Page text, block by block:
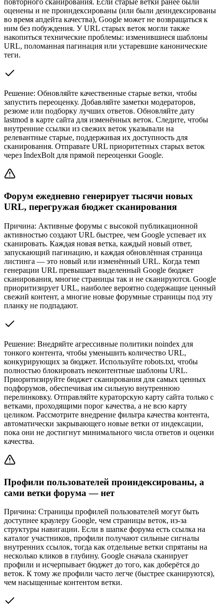
повторного сканирования. Если старые ветки ранее были
оценены и не проиндексированы (или были деиндексированы
во время апдейта качества), Google может не возвращаться к
ним без побуждения. У URL старых веток могли также
накопиться технические проблемы: изменившиеся шаблоны
URL, поломанная пагинация или устаревшие канонические
теги.
Решение: Обновляйте качественные старые ветки, чтобы
запустить переоценку. Добавляйте заметки модераторов,
резюме или подборку лучших ответов. Обновляйте дату
lastmod в карте сайта для изменённых веток. Следите, чтобы
внутренние ссылки из свежих веток указывали на
релевантные старые, поддерживая их доступность для
сканирования. Отправьте URL приоритетных старых веток
через IndexBolt для прямой переоценки Google.
Форум ежедневно генерирует тысячи новых
URL, перегружая бюджет сканирования
Причина: Активные форумы с высокой публикационной
активностью создают URL быстрее, чем Google успевает их
сканировать. Каждая новая ветка, каждый новый ответ,
запускающий пагинацию, и каждая обновлённая страница
листинга — это новый или изменённый URL. Когда темп
генерации URL превышает выделенный Google бюджет
сканирования, многие страницы так и не сканируются. Google
приоритизирует URL, наиболее вероятно содержащие ценный
свежий контент, а многие новые форумные страницы под эту
планку не подпадают.
Решение: Внедряйте агрессивные политики noindex для
тонкого контента, чтобы уменьшить количество URL,
конкурирующих за бюджет. Используйте robots.txt, чтобы
полностью блокировать неконтентные шаблоны URL.
Приоритизируйте бюджет сканирования для самых ценных
подфорумов, обеспечивая им сильную внутреннюю
перелинковку. Отправляйте кураторскую карту сайта только с
ветками, проходящими порог качества, а не всю карту
целиком. Рассмотрите внедрение фильтра качества контента,
автоматически закрывающего новые ветки от индексации,
пока они не достигнут минимального числа ответов и оценки
качества.
Профили пользователей проиндексированы, а
сами ветки форума — нет
Причина: Страницы профилей пользователей могут быть
доступнее краулеру Google, чем страницы веток, из-за
структуры навигации. Если в шапке форума есть ссылка на
каталог участников, профили получают сильные сигналы
внутренних ссылок, тогда как отдельные ветки спрятаны на
несколько кликов в глубину. Google сначала сканирует
профили и исчерпывает бюджет до того, как доберётся до
веток. К тому же профили часто легче (быстрее сканируются),
чем насыщенные контентом ветки.